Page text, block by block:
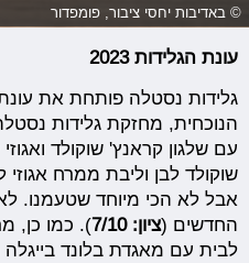
© באדיבות יחסי ציבור, פומפדור
עונת הגלידות 2023
עם שלגון קראנץ' שוקולד ואגוזי
שוקולד לבן וליבת ממרח אגוזי
אבל לא הכי מיוחד שטעמנו.
החדשים (ציון: 7/10
). כמו כן,
לבית עם מאגדת בלונד